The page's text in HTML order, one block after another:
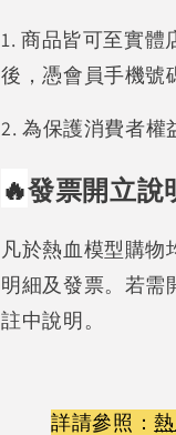
1. 商品皆可至實體
後，憑會員手機號
2. 為保護消費者權
🔥發票開立說
凡於熱血模型購物
明細及發票。若需
註中說明。
詳請參照：